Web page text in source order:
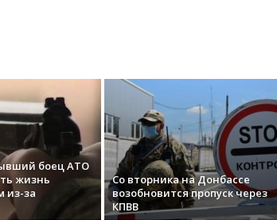
боец АТО
жизнь
из-за
Со вторника на Донбассе
возобновится пропуск через
КПВВ